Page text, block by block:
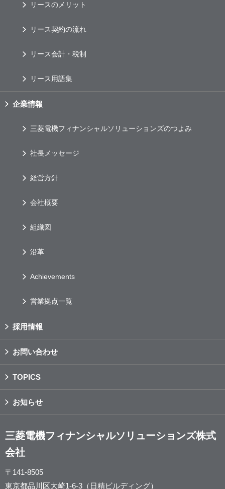
リースのメリット
リース契約の流れ
リース会計・税制
リース用語集
企業情報
三菱電機フィナンシャルソリューションズのつよみ
社長メッセージ
経営方針
会社概要
組織図
沿革
Achievements
営業拠点一覧
採用情報
お問い合わせ
TOPICS
お知らせ
三菱電機フィナンシャルソリューションズ株式
会社
〒141-8505
東京都品川区大崎1-6-3（日精ビルディング）